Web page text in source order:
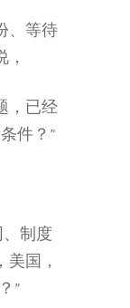
、等待
，已经
件？”
制度
国，
”